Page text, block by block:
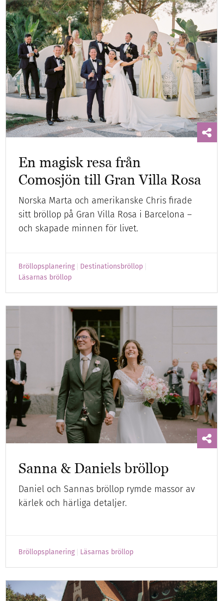
En magisk resa från
Comosjön till Gran Villa Rosa
Norska Marta och amerikanske Chris firade
sitt bröllop på Gran Villa Rosa i Barcelona –
och skapade minnen för livet.
Bröllopsplanering
Destinationsbröllop
Läsarnas bröllop
Sanna & Daniels bröllop
Daniel och Sannas bröllop rymde massor av
kärlek och härliga detaljer.
Bröllopsplanering Läsarnas bröllop